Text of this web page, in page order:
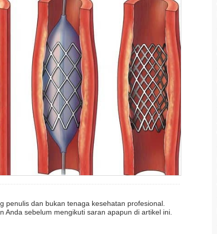
penulis dan bukan tenaga kesehatan profesional.
sebelum mengikuti saran apapun di artikel ini.